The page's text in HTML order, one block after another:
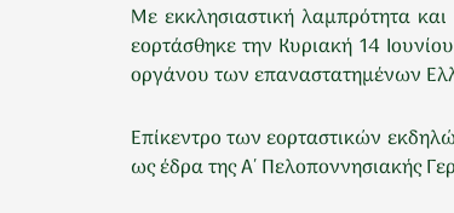
Με εκκλησιαστική λαμπρότητα
εορτάσθηκε την Κυριακή 14
οργάνου των επαναστατημένων
Επίκεντρο των εορταστικών
ως έδρα της Α΄ Πελοποννησιακής